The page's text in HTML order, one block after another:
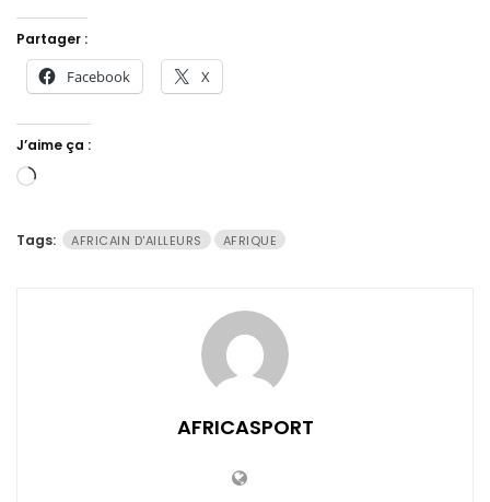
Partager :
Facebook X
J’aime ça :
Chargement…
Tags: AFRICAIN D'AILLEURS AFRIQUE
AFRICASPORT